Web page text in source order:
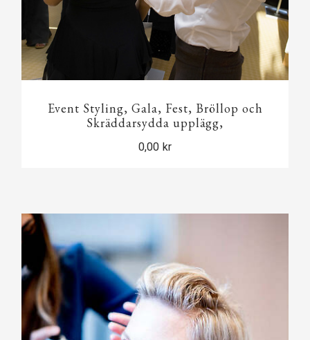
Event Styling, Gala, Fest, Bröllop och
Skräddarsydda upplägg,
0,00 kr